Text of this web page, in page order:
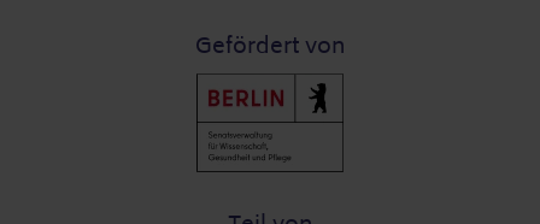
Gefördert von